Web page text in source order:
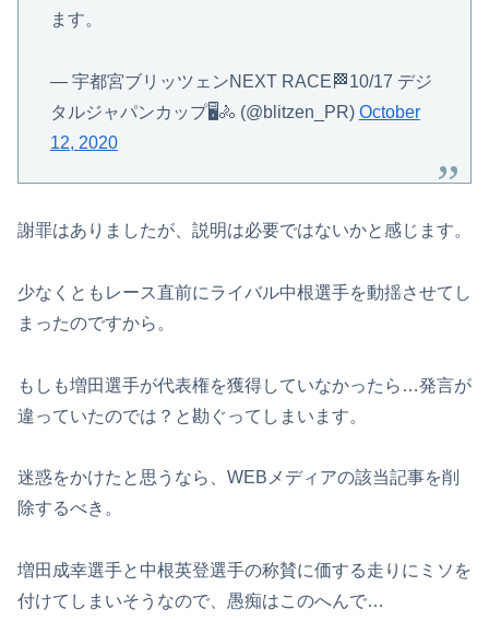
ます。
— 宇都宮ブリッツェンNEXT RACE🏁10/17 デジ
タルジャパンカップ🖥️🚴 (@blitzen_PR) October
12, 2020
謝罪はありましたが、説明は必要ではないかと感じます。
少なくともレース直前にライバル中根選手を動揺させてし
まったのですから。
もしも増田選手が代表権を獲得していなかったら…発言が
違っていたのでは？と勘ぐってしまいます。
迷惑をかけたと思うなら、WEBメディアの該当記事を削
除するべき。
増田成幸選手と中根英登選手の称賛に価する走りにミソを
付けてしまいそうなので、愚痴はこのへんで…